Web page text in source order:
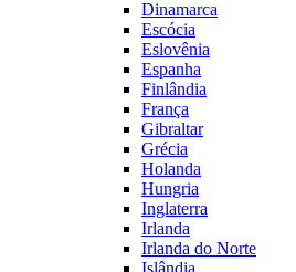
Dinamarca
Escócia
Eslovênia
Espanha
Finlândia
França
Gibraltar
Grécia
Holanda
Hungria
Inglaterra
Irlanda
Irlanda do Norte